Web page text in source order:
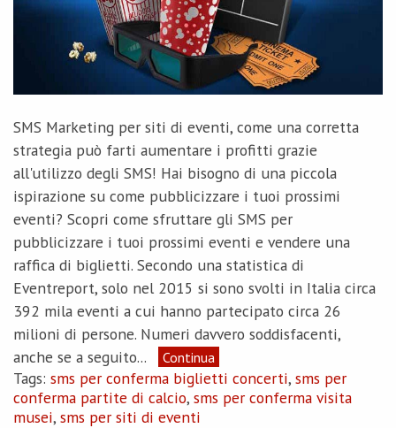
SMS Marketing per siti di eventi, come una corretta
strategia può farti aumentare i profitti grazie
all'utilizzo degli SMS! Hai bisogno di una piccola
ispirazione su come pubblicizzare i tuoi prossimi
eventi? Scopri come sfruttare gli SMS per
pubblicizzare i tuoi prossimi eventi e vendere una
raffica di biglietti. Secondo una statistica di
Eventreport, solo nel 2015 si sono svolti in Italia circa
392 mila eventi a cui hanno partecipato circa 26
milioni di persone. Numeri davvero soddisfacenti,
anche se a seguito...
Continua
Tags: sms per conferma biglietti concerti, sms per
conferma partite di calcio, sms per conferma visita
musei, sms per siti di eventi